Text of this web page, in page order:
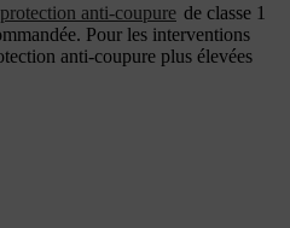
protection anti-coupure de classe 1
Pour les interventions
anti-coupure plus élevées